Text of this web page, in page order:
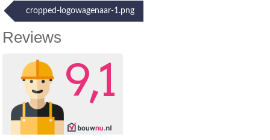
Post
navigation
cropped-logowagenaar-1.png
Reviews